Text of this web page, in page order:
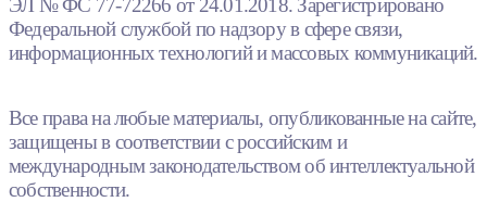
Федеральной службой по надзору в сфере связи,
информационных технологий и массовых коммуникаций.
Все права на любые материалы, опубликованные на сайте,
защищены в соответствии с российским и
международным законодательством об интеллектуальной
собственности.